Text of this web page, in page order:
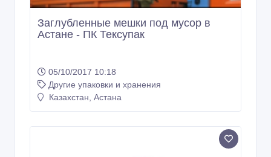
Заглубленные мешки под мусор в
Астане - ПК Тексупак
05/10/2017 10:18
Другие упаковки и хранения
Казахстан, Астана